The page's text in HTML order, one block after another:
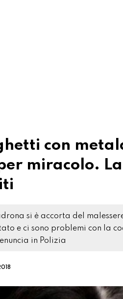
con
miracolo.
si è accorta del
e ci sono problemi con la
in Polizia